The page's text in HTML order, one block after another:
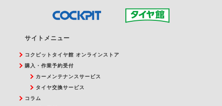
サイトメニュー
コクピットタイヤ館 オンラインストア
購入・作業予約受付
カーメンテナンスサービス
タイヤ交換サービス
コラム